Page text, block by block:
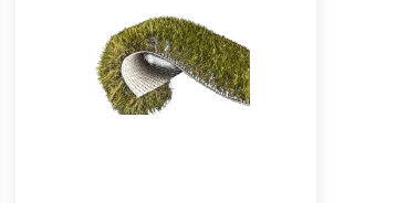
synthétique classique ou un modèle
recyclable. Pourquoi un gazon
synthétique recyclable est-il plus
intéressant ? .
0